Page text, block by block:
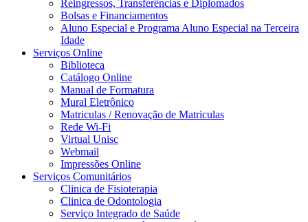
Reingressos, Transferências e Diplomados
Bolsas e Financiamentos
Aluno Especial e Programa Aluno Especial na Terceira
Idade
Serviços Online
Biblioteca
Catálogo Online
Manual de Formatura
Mural Eletrônico
Matriculas / Renovação de Matriculas
Rede Wi-Fi
Virtual Unisc
Webmail
Impressões Online
Serviços Comunitários
Clinica de Fisioterapia
Clinica de Odontologia
Serviço Integrado de Saúde